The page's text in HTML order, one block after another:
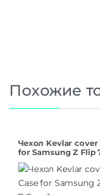
Похожие
Чехол Kevlar cover
for Samsung Z Flip